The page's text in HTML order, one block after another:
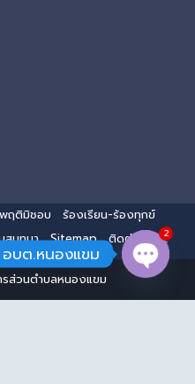
ฤติมิชอบ
ร้องเรียน-ร้องทุกข์
สนทนา Sitemap ติดต่อ อบต.
ส่วนตำบลหนองแขม
บต.หนองแขม
2